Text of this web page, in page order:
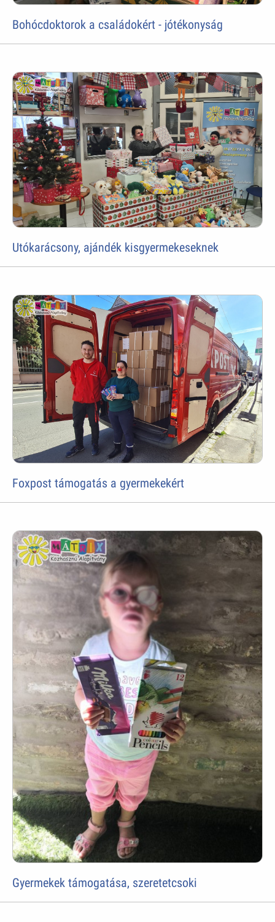
Bohócdoktorok a családokért - jótékonyság
Utókarácsony, ajándék kisgyermekeseknek
Foxpost támogatás a gyermekekért
Gyermekek támogatása, szeretetcsoki